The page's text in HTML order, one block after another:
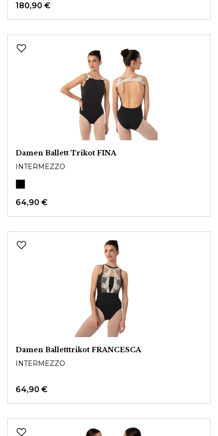
180,90 €
Damen Ballett Trikot FINA
INTERMEZZO
64,90 €
Damen Balletttrikot FRANCESCA
INTERMEZZO
64,90 €